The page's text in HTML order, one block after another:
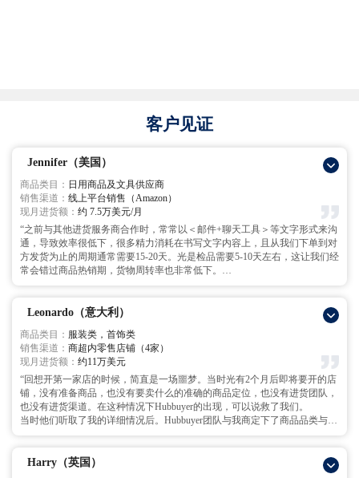
客户见证
Jennifer（美国）
商品类目： 日用商品及文具供应商
销售渠道： 线上平台销售（Amazon）
现月进货额： 约 7.5万美元/月
“之前与其他进货服务商合作时，常常以＜邮件+聊天工具＞等文字形式来沟
通，导致效率很低下，很多精力消耗在书写文字内容上，且从我们下单到对
方发货为止的周期通常需要15-20天。光是检品需要5-10天左右，这让我们经
常会错过商品热销期，货物周转率也非常低下。
过与Hubbuyer的紧密合作，从我们下单到Hubbuyer发货为止的周期缩短至5-
7天，货物周转率和资金使用率提升了3倍，这让我们大大减轻了运作资金的
筹备。与Hubbuyer合作有3年多，这一期间得益于这一优秀团队的服务，我
们的业绩也在增增日上中，希望与Hubbuyer的合作永存。
Leonardo（意大利）
商品类目： 服装类，首饰类
销售渠道： 商超内零售店铺（4家）
现月进货额： 约11万美元
“回想开第一家店的时候，简直是一场噩梦。当时光有2个月后即将要开的店
铺，没有准备商品，也没有要卖什么的准确的商品定位，也没有进货团队，
也没有进货渠道。在这种情况下Hubbuyer的出现，可以说救了我们。
当时他们听取了我的详细情况后。Hubbuyer团队与我商定下了商品品类与数
当时目标定了20岁左右年轻女性为目标，服装与首饰类1000个SKU，每个
Harry（英国）